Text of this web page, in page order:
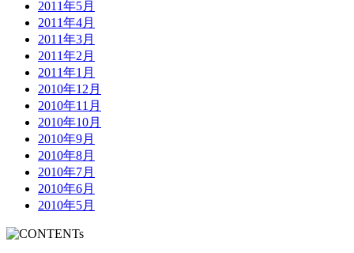
2011年5月
2011年4月
2011年3月
2011年2月
2011年1月
2010年12月
2010年11月
2010年10月
2010年9月
2010年8月
2010年7月
2010年6月
2010年5月